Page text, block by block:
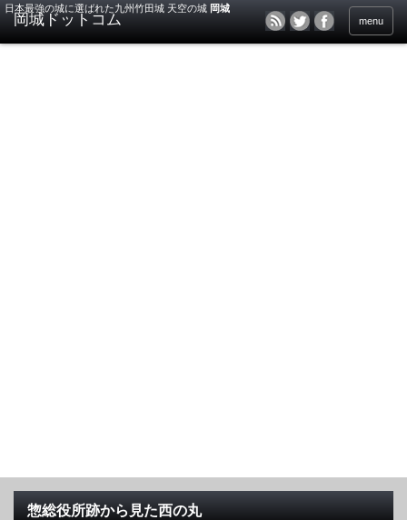
日本最強の城に選ばれた九州竹田城 天空の城 岡城
menu
惣総役所跡から見た西の丸